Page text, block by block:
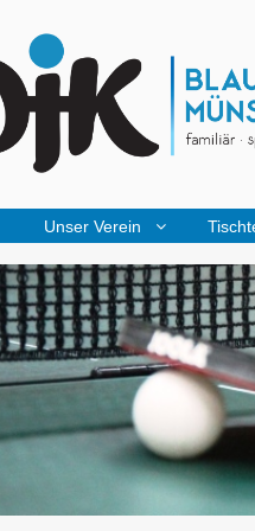
Unser Verein